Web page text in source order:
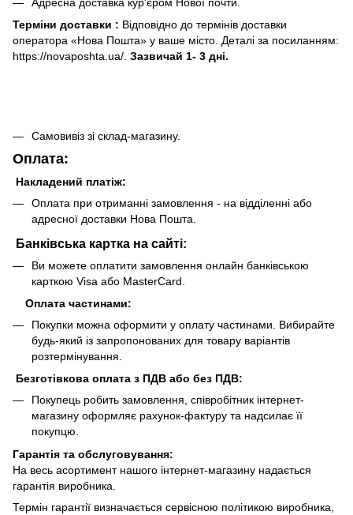
Терміни доставки : Відповідно до термінів доставки
оператора «Нова Пошта» у ваше місто. Деталі за посиланням:
https://novaposhta.ua/. Зазвичай 1- 3 дні.
Самовивіз зі склад-магазину.
Оплата:
Накладений платіж:
Оплата при отриманні замовлення - на відділенні або
адресної доставки Нова Пошта.
Банківська картка на сайті:
Ви можете оплатити замовлення онлайн банківською
карткою Visa або MasterCard.
Оплата частинами:
Покупки можна оформити у оплату частинами. Вибирайте
будь-який із запропонованих для товару варіантів
розтермінування.
Безготівкова оплата з ПДВ або без ПДВ:
Покупець робить замовлення, співробітник інтернет-
магазину оформляє рахунок-фактуру та надсилає її
покупцю.
Гарантія та обслуговування:
На весь асортимент нашого інтернет-магазину надається
гарантія виробника.
Термін гарантії визначається сервісною політикою виробника,